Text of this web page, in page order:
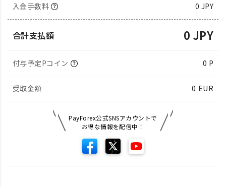
入金手数料 0 JPY
合計支払額 0 JPY
付与予定Pコイン 0 P
受取金額 0 EUR
PayForex公式SNSアカウントで
お得な情報を配信中！